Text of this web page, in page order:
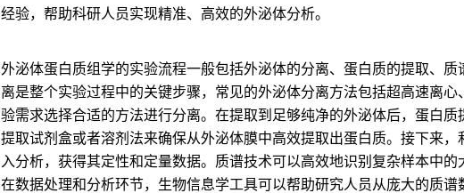
经验，帮助科研人员实现精准、高效的外泌体分析。
外泌体蛋白质组学的实验流程一般包括外泌体的分离、蛋白质的提取、
离是整个实验过程中的关键步骤，常见的外泌体分离方法包括超高速离
验需求选择合适的方法进行分离。在提取到足够纯净的外泌体后，蛋白
提取试剂盒或者溶剂法来确保从外泌体膜中高效提取出蛋白质。接下来
入分析，获得其定性和定量数据。质谱技术可以高效地识别复杂样本中
在数据处理和分析环节，生物信息学工具可以帮助研究人员从庞大的质